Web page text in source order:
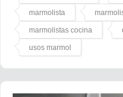
marmolista
marmolistas cocina
usos marmol